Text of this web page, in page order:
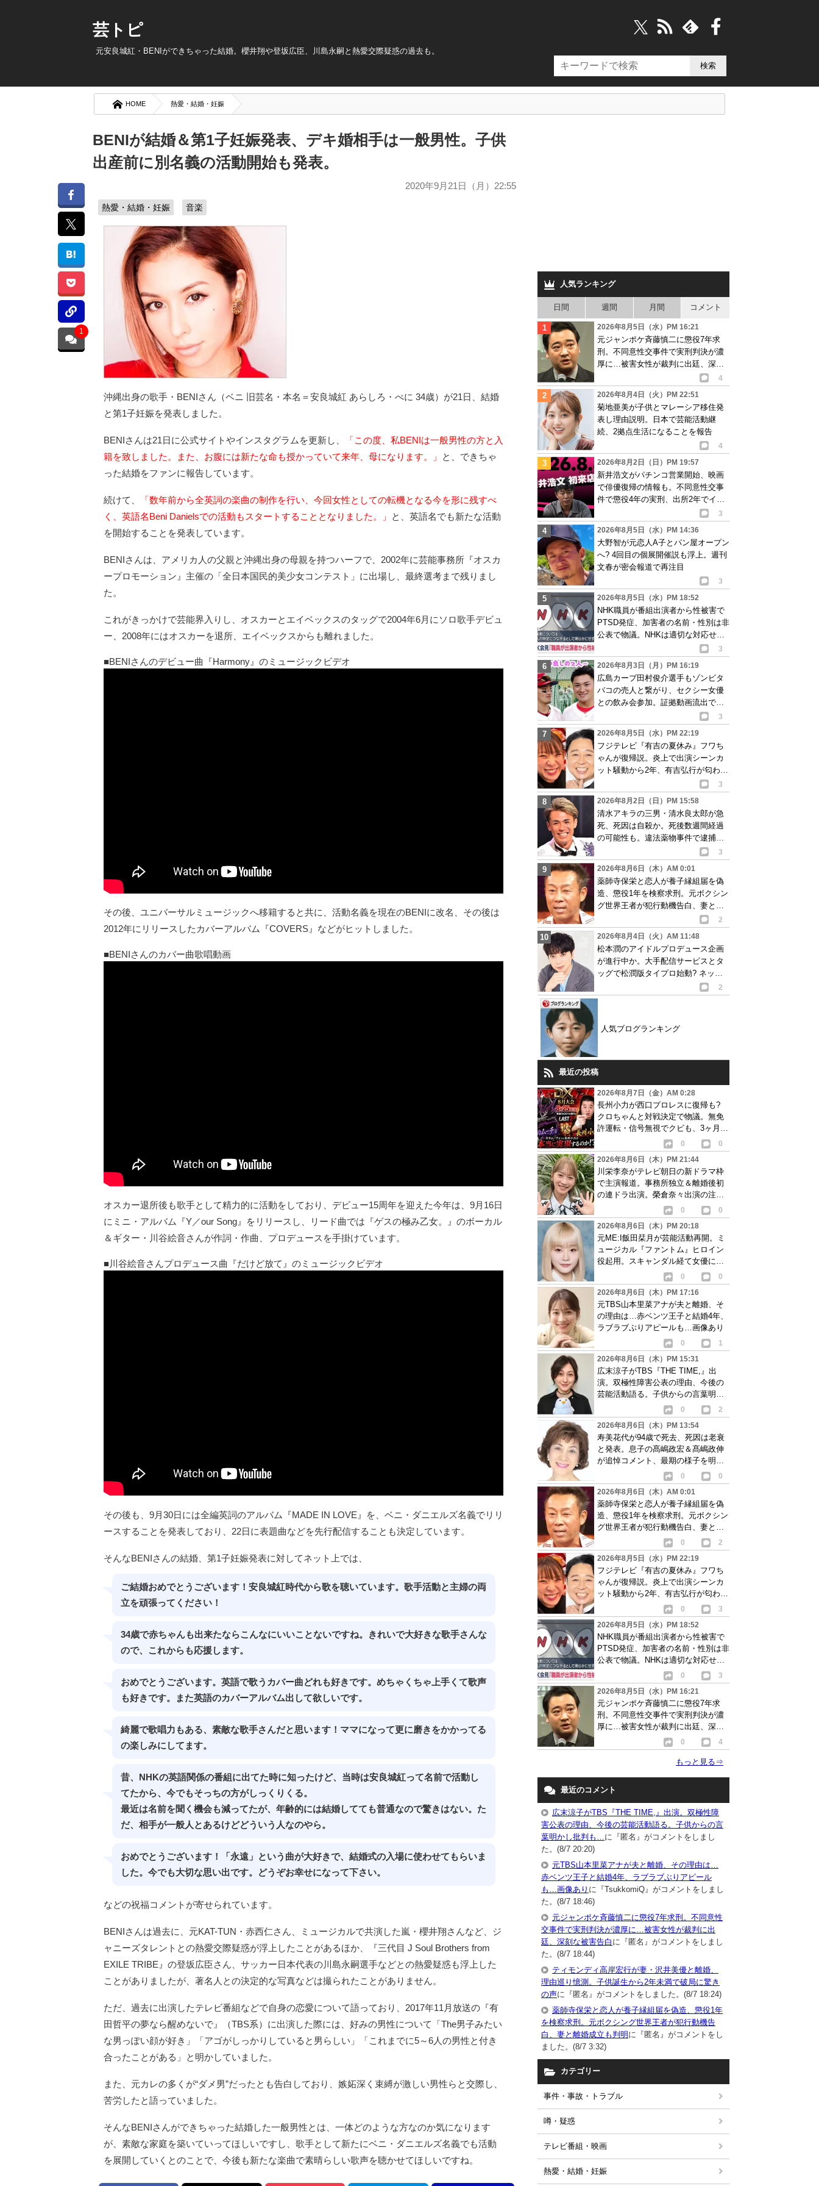
芸トピ
元安良城紅・BENIができちゃった結婚。櫻井翔や登坂広臣、川島永嗣と熱愛交際疑惑の過去も。
HOME 熱愛・結婚・妊娠
BENIが結婚＆第1子妊娠発表、デキ婚相手は一般男性。子供
出産前に別名義の活動開始も発表。
2020年9月21日（月）22:55
熱愛・結婚・妊娠 音楽
1
沖縄出身の歌手・BENIさん（ベニ 旧芸名・本名＝安良城紅 あらしろ・べに 34歳）が21日、結婚
と第1子妊娠を発表しました。
BENIさんは21日に公式サイトやインスタグラムを更新し、
「この度、私BENIは一般男性の方と入
籍を致しました。また、お腹には新たな命も授かっていて来年、母になります。」
と、できちゃ
った結婚をファンに報告しています。
続けて、
「数年前から全英詞の楽曲の制作を行い、今回女性としての転機となる今を形に残すべ
く、英語名Beni Danielsでの活動もスタートすることとなりました。」
と、英語名でも新たな活動
を開始することを発表しています。
BENIさんは、アメリカ人の父親と沖縄出身の母親を持つハーフで、2002年に芸能事務所『オスカ
ープロモーション』主催の「全日本国民的美少女コンテスト」に出場し、最終選考まで残りまし
た。
これがきっかけで芸能界入りし、オスカーとエイベックスのタッグで2004年6月にソロ歌手デビュ
ー、2008年にはオスカーを退所、エイベックスからも離れました。
BENIさんのデビュー曲『Harmony』のミュージックビデオ
その後、ユニバーサルミュージックへ移籍すると共に、活動名義を現在のBENIに改名、その後は
2012年にリリースしたカバーアルバム『COVERS』などがヒットしました。
BENIさんのカバー曲歌唱動画
オスカー退所後も歌手として精力的に活動をしており、デビュー15周年を迎えた今年は、9月16日
にミニ・アルバム『Y／our Song』をリリースし、リード曲では『ゲスの極み乙女。』のボーカル
＆ギター・川谷絵音さんが作詞・作曲、プロデュースを手掛けています。
川谷絵音さんプロデュース曲『だけど放て』のミュージックビデオ
その後も、9月30日には全編英詞のアルバム『MADE IN LOVE』を、ベニ・ダニエルズ名義でリリ
ースすることを発表しており、22日に表題曲などを先行配信することも決定しています。
そんなBENIさんの結婚、第1子妊娠発表に対してネット上では、
ご結婚おめでとうございます！安良城紅時代から歌を聴いています。歌手活動と主婦の両
立を頑張ってください！
34歳で赤ちゃんも出来たならこんなにいいことないですね。きれいで大好きな歌手さんな
ので、これからも応援します。
おめでとうございます。英語で歌うカバー曲どれも好きです。めちゃくちゃ上手くて歌声
も好きです。また英語のカバーアルバム出して欲しいです。
綺麗で歌唱力もある、素敵な歌手さんだと思います！ママになって更に磨きをかかってる
の楽しみにしてます。
昔、NHKの英語関係の番組に出てた時に知ったけど、当時は安良城紅って名前で活動し
てたから、今でもそっちの方がしっくりくる。
最近は名前を聞く機会も減ってたが、年齢的には結婚してても普通なので驚きはない。た
だ、相手が一般人とあるけどどういう人なのやら。
おめでとうございます！「永遠」という曲が大好きで、結婚式の入場に使わせてもらいま
した。今でも大切な思い出です。どうぞお幸せになって下さい。
などの祝福コメントが寄せられています。
BENIさんは過去に、元KAT-TUN・赤西仁さん、ミュージカルで共演した嵐・櫻井翔さんなど、ジ
ャニーズタレントとの熱愛交際疑惑が浮上したことがあるほか、『三代目 J Soul Brothers from
EXILE TRIBE』の登坂広臣さん、サッカー日本代表の川島永嗣選手などとの熱愛疑惑も浮上した
ことがありましたが、著名人との決定的な写真などは撮られたことがありません。
ただ、過去に出演したテレビ番組などで自身の恋愛について語っており、2017年11月放送の『有
田哲平の夢なら醒めないで』（TBS系）に出演した際には、好みの男性について「The男子みたい
な男っぽい顔が好き」「アゴがしっかりしていると男らしい」「これまでに5～6人の男性と付き
合ったことがある」と明かしていました。
また、元カレの多くが“ダメ男”だったとも告白しており、嫉妬深く束縛が激しい男性らと交際し、
苦労したと語っていました。
そんなBENIさんができちゃった結婚した一般男性とは、一体どのような方なのか気になります
が、素敵な家庭を築いていってほしいですし、歌手として新たにベニ・ダニエルズ名義でも活動
を展開していくとのことで、今後も新たな楽曲で素晴らしい歌声を聴かせてほしいですね。
人気ランキング
日間 週間 月間 コメント
2026年8月5日（水）PM 16:21
元ジャンポケ斉藤慎二に懲役7年求
刑。不同意性交事件で実刑判決が濃
厚に…被害女性が裁判に出廷、深刻
4
2026年8月4日（火）PM 22:51
菊地亜美が子供とマレーシア移住発
表し理由説明。日本で芸能活動継
続、2拠点生活になることを報告
4
2026年8月2日（日）PM 19:57
新井浩文がパチンコ営業開始、映画
で俳優復帰の情報も。不同意性交事
件で懲役4年の実刑、出所2年でイベ
3
2026年8月5日（水）PM 14:36
大野智が元恋人A子とパン屋オープン
へ? 4回目の個展開催説も浮上。週刊
文春が密会報道で再注目
3
2026年8月5日（水）PM 18:52
NHK職員が番組出演者から性被害で
PTSD発症、加害者の名前・性別は非
公表で物議。NHKは適切な対応せず
3
2026年8月3日（月）PM 16:19
広島カープ田村俊介選手もゾンビタ
バコの売人と繋がり、セクシー女優
との飲み会参加。証拠動画流出で波
3
2026年8月5日（水）PM 22:19
フジテレビ『有吉の夏休み』フワち
ゃんが復帰説。炎上で出演シーンカ
ット騒動から2年、有吉弘行が匂わせ
3
2026年8月2日（日）PM 15:58
清水アキラの三男・清水良太郎が急
死、死因は自殺か。死後数週間経過
の可能性も。違法薬物事件で逮捕、
3
2026年8月6日（木）AM 0:01
薬師寺保栄と恋人が養子縁組届を偽
造、懲役1年を検察求刑。元ボクシン
グ世界王者が犯行動機告白、妻と離
2
2026年8月4日（火）AM 11:48
松本潤のアイドルプロデュース企画
が進行中か。大手配信サービスとタ
ッグで松潤版タイプロ始動? ネット
2
人気ブログランキング
最近の投稿
2026年8月7日（金）AM 0:28
長州小力が西口プロレスに復帰も?
クロちゃんと対戦決定で物議。無免
許運転・信号無視でクビも、3ヶ月で
0
0
2026年8月6日（木）PM 21:44
川栄李奈がテレビ朝日の新ドラマ枠
で主演報道。事務所独立＆離婚後初
の連ドラ出演。榮倉奈々出演の注目
0
0
2026年8月6日（木）PM 20:18
元ME:I飯田栞月が芸能活動再開。ミ
ュージカル『ファントム』ヒロイン
役起用。スキャンダル経て女優に転
0
0
2026年8月6日（木）PM 17:16
元TBS山本里菜アナが夫と離婚、そ
の理由は…赤ベンツ王子と結婚4年、
ラブラブぶりアピールも…画像あり
0
1
2026年8月6日（木）PM 15:31
広末涼子がTBS『THE TIME,』出
演。双極性障害公表の理由、今後の
芸能活動語る。子供からの言葉明か
0
2
2026年8月6日（木）PM 13:54
寿美花代が94歳で死去、死因は老衰
と発表。息子の髙嶋政宏＆髙嶋政伸
が追悼コメント、最期の様子を明か
0
0
2026年8月6日（木）AM 0:01
薬師寺保栄と恋人が養子縁組届を偽
造、懲役1年を検察求刑。元ボクシン
グ世界王者が犯行動機告白、妻と離
0
2
2026年8月5日（水）PM 22:19
フジテレビ『有吉の夏休み』フワち
ゃんが復帰説。炎上で出演シーンカ
ット騒動から2年、有吉弘行が匂わせ
0
3
2026年8月5日（水）PM 18:52
NHK職員が番組出演者から性被害で
PTSD発症、加害者の名前・性別は非
公表で物議。NHKは適切な対応せず
0
3
2026年8月5日（水）PM 16:21
元ジャンポケ斉藤慎二に懲役7年求
刑。不同意性交事件で実刑判決が濃
厚に…被害女性が裁判に出廷、深刻
0 4
もっと見る⇒
最近のコメント
広末涼子がTBS『THE TIME,』出演。双極性障
害公表の理由、今後の芸能活動語る。子供からの言
葉明かし批判も… に『匿名』がコメントをしまし
た。(8/7 20:20)
元TBS山本里菜アナが夫と離婚、その理由は…
赤ベンツ王子と結婚4年、ラブラブぶりアピール
も…画像あり に『TsukkomiQ』がコメントをしまし
た。(8/7 18:46)
元ジャンポケ斉藤慎二に懲役7年求刑。不同意性
交事件で実刑判決が濃厚に…被害女性が裁判に出
廷、深刻な被害告白 に『匿名』がコメントをしまし
た。(8/7 18:44)
ティモンディ高岸宏行が妻・沢井美優と離婚、
理由巡り憶測。子供誕生から2年未満で破局に驚き
の声に『匿名』がコメントをしました。(8/7 18:24)
薬師寺保栄と恋人が養子縁組届を偽造、懲役1年
を検察求刑。元ボクシング世界王者が犯行動機告
白、妻と離婚成立も判明に『匿名』がコメントをし
ました。(8/7 3:32)
カテゴリー
事件・事故・トラブル
噂・疑惑
テレビ番組・映画
熱愛・結婚・妊娠